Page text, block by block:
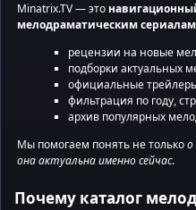
Minatrix.TV — это
мелодраматическим сериалам
рецензии на новые
подборки актуальных
официальные
фильтрация по году,
архив популярных
Мы помогаем понять не толькоо
она актуальна именно сейчас.
Почему каталог